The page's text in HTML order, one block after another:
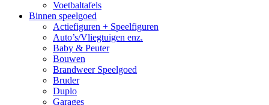
Voetbaltafels
Binnen speelgoed
Actiefiguren + Speelfiguren
Auto’s/Vliegtuigen enz.
Baby & Peuter
Bouwen
Brandweer Speelgoed
Bruder
Duplo
Garages